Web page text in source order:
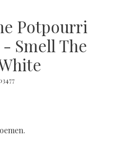
Potpourri
Smell The